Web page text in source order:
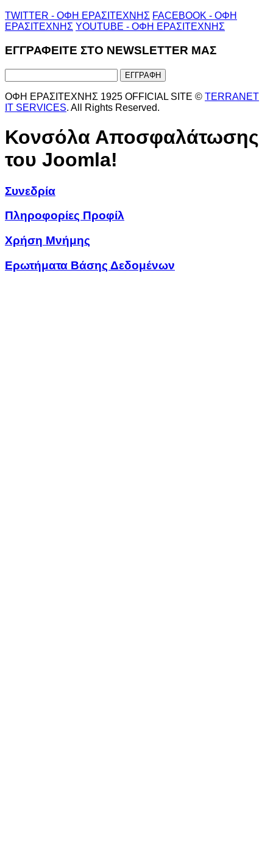
TWITTER - ΟΦΗ ΕΡΑΣΙΤΕΧΝΗΣ FACEBOOK - ΟΦΗ
ΕΡΑΣΙΤΕΧΝΗΣ YOUTUBE - ΟΦΗ ΕΡΑΣΙΤΕΧΝΗΣ
ΕΓΓΡΑΦΕΙΤΕ ΣΤΟ NEWSLETTER ΜΑΣ
ΟΦΗ ΕΡΑΣΙΤΕΧΝΗΣ 1925 OFFICIAL SITE © TERRANET
IT SERVICES. All Rights Reserved.
Κονσόλα Αποσφαλάτωσης
του Joomla!
Συνεδρία
Πληροφορίες Προφίλ
Χρήση Μνήμης
Ερωτήματα Βάσης Δεδομένων